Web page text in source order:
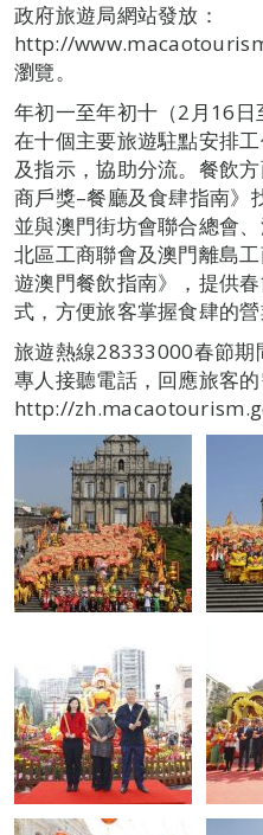
政府旅遊局網站發放：
http://
瀏覽。
年初一至年初十（2月16
在十個主要旅遊駐點安排
及指示，協助分流。餐飲
商戶獎–餐廳及食肆指南》
並與澳門街坊會聯合總會
北區工商聯會及澳門離島
遊澳門餐飲指南》，提供
式，方便旅客掌握食肆的營
旅遊熱線28333000春節期
專人接聽電話，回應旅客的
http://